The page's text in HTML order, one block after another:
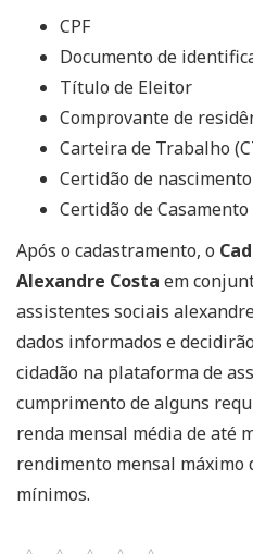
CPF
Documento de
Título de Eleitor
Comprovante de
Carteira de Trabalho
Certidão de nascimento
Certidão de Casamento
Após o cadastramento, o
Alexandre Costa em
assistentes sociais
dados informados e
cidadão na plataforma de
cumprimento de alguns
renda mensal média de até
rendimento mensal máximo
mínimos.